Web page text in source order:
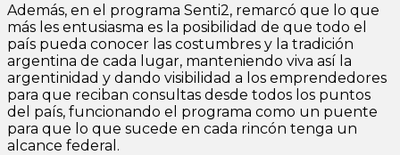
Además, en el programa Senti2, remarcó que lo que
más les entusiasma es la posibilidad de que todo el
país pueda conocer las costumbres y la tradición
argentina de cada lugar, manteniendo viva así la
argentinidad y dando visibilidad a los emprendedores
para que reciban consultas desde todos los puntos
del país, funcionando el programa como un puente
para que lo que sucede en cada rincón tenga un
alcance federal.